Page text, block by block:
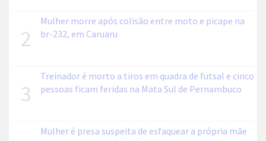
2
Mulher morre após colisão entre moto e picape na
br-232, em Caruaru
3
Treinador é morto a tiros em quadra de futsal e cinco
pessoas ficam feridas na Mata Sul de Pernambuco
Mulher é presa suspeita de esfaquear a própria mãe